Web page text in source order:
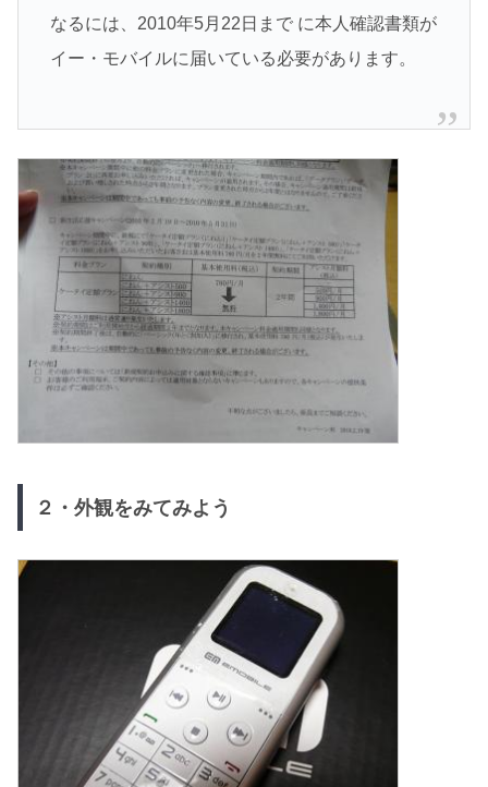
なるには、2010年5月22日まで に本人確認書類が
イー・モバイルに届いている必要があります。
２・外観をみてみよう